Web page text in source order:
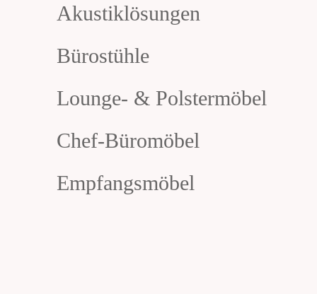
Akustiklösungen
Bürostühle
Lounge- & Polstermöbel
Chef-Büromöbel
Empfangsmöbel